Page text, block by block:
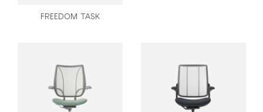
SIGN IN WITH SSO
비밀번호를 잊으셨나요
ENTER
FREEDOM TASK